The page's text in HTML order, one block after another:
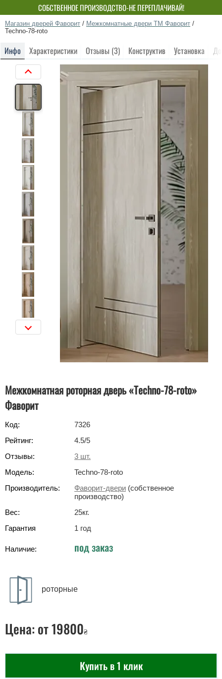
СОБСТВЕННОЕ ПРОИЗВОДСТВО-НЕ ПЕРЕПЛАЧИВАЙ!
Магазин дверей Фаворит / Межкомнатные двери ТМ Фаворит /
Techno-78-roto
Инфо Характеристики Отзывы (3) Конструктив Установка
Межкомнатная роторная дверь «Techno-78-roto»
Фаворит
Код:
7326
Рейтинг:
4.5/5
Отзывы:
3 шт.
Модель:
Techno-78-roto
Производитель:
Фаворит-двери (собственное
производство)
Вес:
25кг.
Гарантия
1 год
Наличие: под заказ
роторные
Цена: от 19800₴
Купить в 1 клик